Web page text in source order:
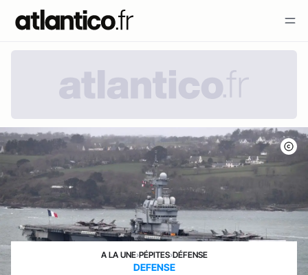
A LA UNE›PÉPITES›DÉFENSE
DEFENSE